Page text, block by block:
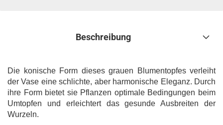
Beschreibung
Die konische Form dieses grauen Blumentopfes verleiht
der Vase eine schlichte, aber harmonische Eleganz. Durch
ihre Form bietet sie Pflanzen optimale Bedingungen beim
Umtopfen und erleichtert das gesunde Ausbreiten der
Wurzeln.